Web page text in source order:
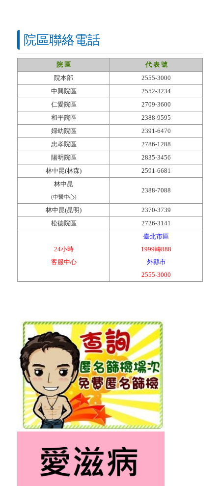
院區聯絡電話
院 區
代 表 號
院本部
2555-3000
中興院區
2552-3234
仁愛院區
2709-3600
和平院區
2388-9595
婦幼院區
2391-6470
忠孝院區
2786-1288
陽明院區
2835-3456
林中昆(林森)
2591-6681
林中昆
(中醫中心)
2388-7088
林中昆(昆明)
2370-3739
松德院區
2726-3141
24小時
客服中心
臺北市區
1999轉888
外縣市
2555-3000